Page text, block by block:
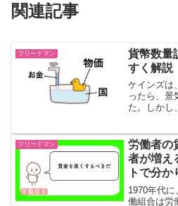
関連記事
フリードマン
貨幣数量
すく解説
ケインズは
ったら、景
た。しかし
詳しく見て
にみんなを
フリードマン
労働者の
者が増え
トで分
1970年代
働組合は労